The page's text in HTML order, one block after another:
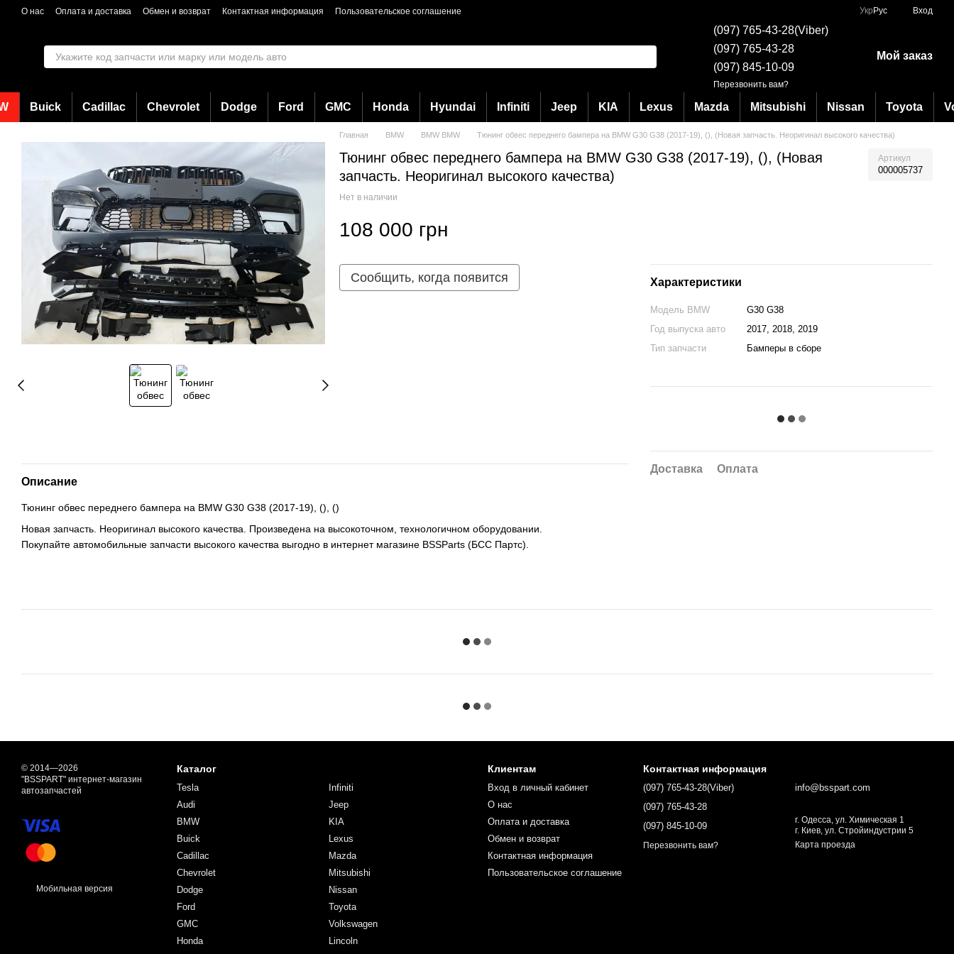
Перейти к основному контенту
О нас Оплата и доставка Обмен и возврат Контактная информация Пользовательское соглашение Укр Рус Вход
(097) 765-43-28(Viber)
(097) 765-43-28
(097) 845-10-09
Перезвонить вам?
Мой заказ
Buick Cadillac Chevrolet Dodge Ford GMC Honda Hyundai Infiniti Jeep KIA Lexus Mazda Mitsubishi Nissan Toyota
Главная BMW BMW BMW Тюнинг обвес переднего бампера на BMW G30 G38 (2017-19), (), (Новая запчасть. Неоригинал высокого качества)
Тюнинг обвес переднего бампера на BMW G30 G38 (2017-19), (), (Новая
запчасть. Неоригинал высокого качества)
Артикул
000005737
Нет в наличии
108 000 грн
Сообщить, когда появится Характеристики
Модель BMW
G30 G38
Год выпуска авто
2017, 2018, 2019
Тип запчасти
Бамперы в сборе
Доставка
Оплата
Описание
Тюнинг обвес переднего бампера на BMW G30 G38 (2017-19), (), ()
Новая запчасть. Неоригинал высокого качества. Произведена на высокоточном, технологичном оборудовании.
Покупайте автомобильные запчасти высокого качества выгодно в интернет магазине BSSParts (БСС Партс).
© 2014—2026
"BSSPART" интернет-магазин
автозапчастей
Мобильная версия
Каталог
Tesla
Audi
BMW
Buick
Cadillac
Chevrolet
Dodge
Ford
GMC
Honda
Infiniti
Jeep
KIA
Lexus
Mazda
Mitsubishi
Nissan
Toyota
Volkswagen
Lincoln
Клиентам
Вход в личный кабинет
О нас
Оплата и доставка
Обмен и возврат
Контактная информация
Пользовательское соглашение
Контактная информация
(097) 765-43-28(Viber)
(097) 765-43-28
(097) 845-10-09
Перезвонить вам?
info@bsspart.com
г. Одесса, ул. Химическая 1
г. Киев, ул. Стройиндустрии 5
Карта проезда